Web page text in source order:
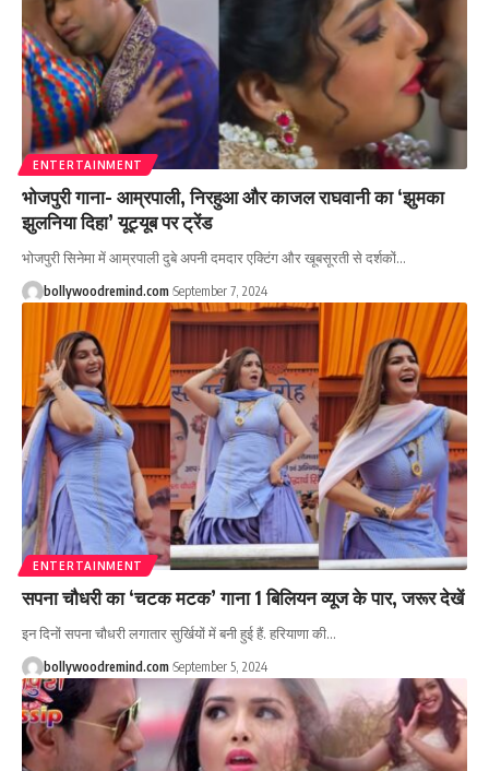
ENTERTAINMENT
भोजपुरी गाना- आम्रपाली, निरहुआ और काजल राघवानी का ‘झुमका
झुलनिया दिहा’ यूट्यूब पर ट्रेंड
भोजपुरी सिनेमा में आम्रपाली दुबे अपनी दमदार एक्टिंग और खूबसूरती से दर्शकों…
bollywoodremind.com September 7, 2024
ENTERTAINMENT
सपना चौधरी का ‘चटक मटक’ गाना 1 बिलियन व्यूज के पार, जरूर देखें
इन दिनों सपना चौधरी लगातार सुर्खियों में बनी हुई हैं. हरियाणा की…
bollywoodremind.com September 5, 2024